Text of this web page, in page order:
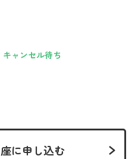
キャンセル待ち
に申し込む